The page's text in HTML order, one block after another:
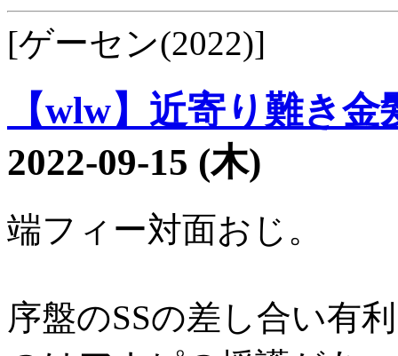
[ゲーセン(2022)]
【wlw】近寄り難き
2022-09-15 (木)
端フィー対面おじ。
序盤のSSの差し合い有